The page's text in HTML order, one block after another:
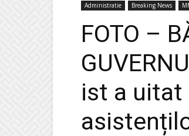
Administratie Breaking News
FOTO –
ist a uitat